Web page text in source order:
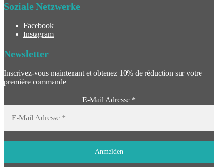
Soziale Netzwerke
Facebook
Instagram
Newsletter
Inscrivez-vous maintenant et obtenez 10% de réduction sur votre
première commande
E-Mail Adresse *